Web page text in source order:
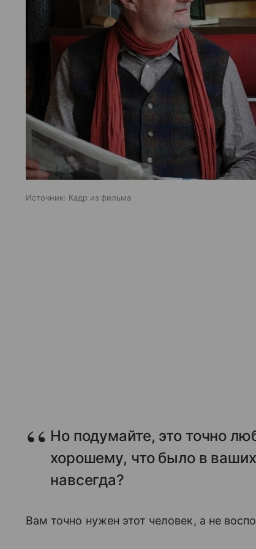
Источник: Кадр из фильма
Но подумайте, это точно
хорошему, что было в
навсегда?
Вам точно нужен этот человек, а не